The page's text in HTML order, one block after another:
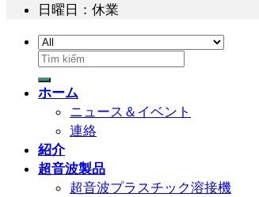
日曜日：休業
検
索
対
ホーム
ニュース＆イベント
連絡
紹介
超音波製品
超音波プラスチック溶接機